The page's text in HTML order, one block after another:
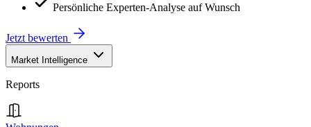
Persönliche Experten-Analyse auf Wunsch
Jetzt bewerten
Market Intelligence
Reports